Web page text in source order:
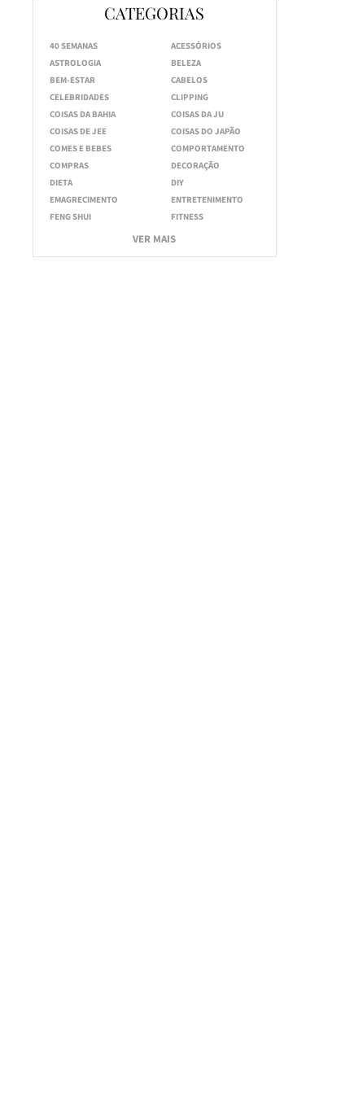
CATEGORIAS
40 SEMANAS
ACESSÓRIOS
ASTROLOGIA
BELEZA
BEM-ESTAR
CABELOS
CELEBRIDADES
CLIPPING
COISAS DA BAHIA
COISAS DA JU
COISAS DE JEE
COISAS DO JAPÃO
COMES E BEBES
COMPORTAMENTO
COMPRAS
DECORAÇÃO
DIETA
DIY
EMAGRECIMENTO
ENTRETENIMENTO
FENG SHUI
FITNESS
VER MAIS